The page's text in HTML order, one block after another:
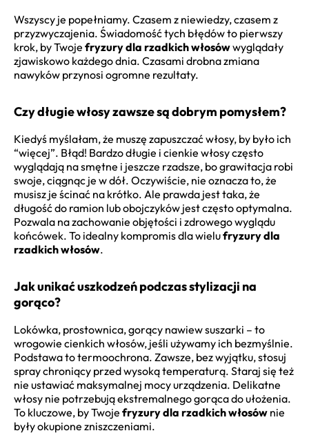
Wszyscy je popełniamy. Czasem z niewiedzy, czasem z
przyzwyczajenia. Świadomość tych błędów to pierwszy
krok, by Twoje fryzury dla rzadkich włosówwyglądały
zjawiskowo każdego dnia. Czasami drobna zmiana
nawyków przynosi ogromne rezultaty.
Czy długie włosy zawsze są dobrym pomysłem?
Kiedyś myślałam, że muszę zapuszczać włosy, by było ich
“więcej”. Błąd! Bardzo długie i cienkie włosy często
wyglądają na smętne i jeszcze rzadsze, bo grawitacja robi
swoje, ciągnąc je w dół. Oczywiście, nie oznacza to, że
musisz je ścinać na krótko. Ale prawda jest taka, że
długość do ramion lub obojczyków jest często optymalna.
Pozwala na zachowanie objętości i zdrowego wyglądu
końcówek. To idealny kompromis dla wielufryzury dla
rzadkich włosów.
Jak unikać uszkodzeń podczas stylizacji na
gorąco?
Lokówka, prostownica, gorący nawiew suszarki – to
wrogowie cienkich włosów, jeśli używamy ich bezmyślnie.
Podstawa to termoochrona. Zawsze, bez wyjątku, stosuj
spray chroniący przed wysoką temperaturą. Staraj się też
nie ustawiać maksymalnej mocy urządzenia. Delikatne
włosy nie potrzebują ekstremalnego gorąca do ułożenia.
To kluczowe, by Twoje fryzury dla rzadkich włosów nie
były okupione zniszczeniami.